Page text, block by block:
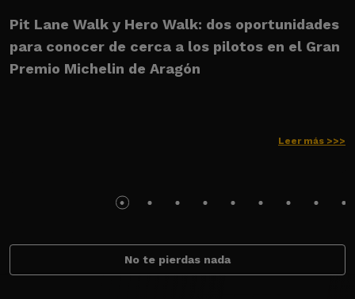
Pit Lane Walk y Hero Walk: dos oportunidades
para conocer de cerca a los pilotos en el Gran
Premio Michelin de Aragón
Leer más >>>
No te pierdas nada